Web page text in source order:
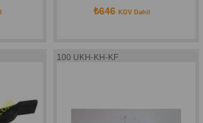
₺646 KDV Dahil
100 UKH-KH-KF